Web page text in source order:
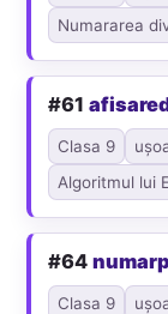
Numararea
#61
Clasa 9
Algoritmul lui
#64
Clasa 9